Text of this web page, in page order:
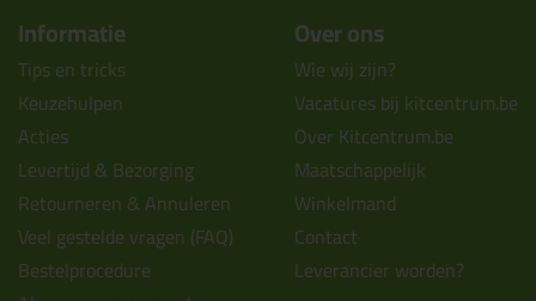
Informatie
Tips en tricks
Keuzehulpen
Acties
Levertijd & Bezorging
Retourneren & Annuleren
Veel gestelde vragen (FAQ)
Bestelprocedure
Over ons
Wie wij zijn?
Vacatures bij kitcentrum.be
Over Kitcentrum.be
Maatschappelijk
Winkelmand
Contact
Leverancier worden?